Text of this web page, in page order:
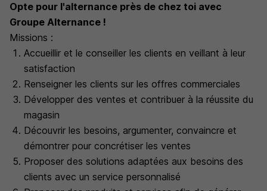
Opte pour l'alternance près de chez toi avec
Groupe Alternance !
Missions :
Accueillir et le conseiller les clients en veillant à leur
satisfaction
Renseigner les clients sur les offres commerciales
Développer des ventes et contribuer à la réussite du
magasin
Découvrir les besoins, argumenter, convaincre et
démontrer pour concrétiser les ventes
Proposer des solutions adaptées aux besoins des
clients avec un service personnalisé